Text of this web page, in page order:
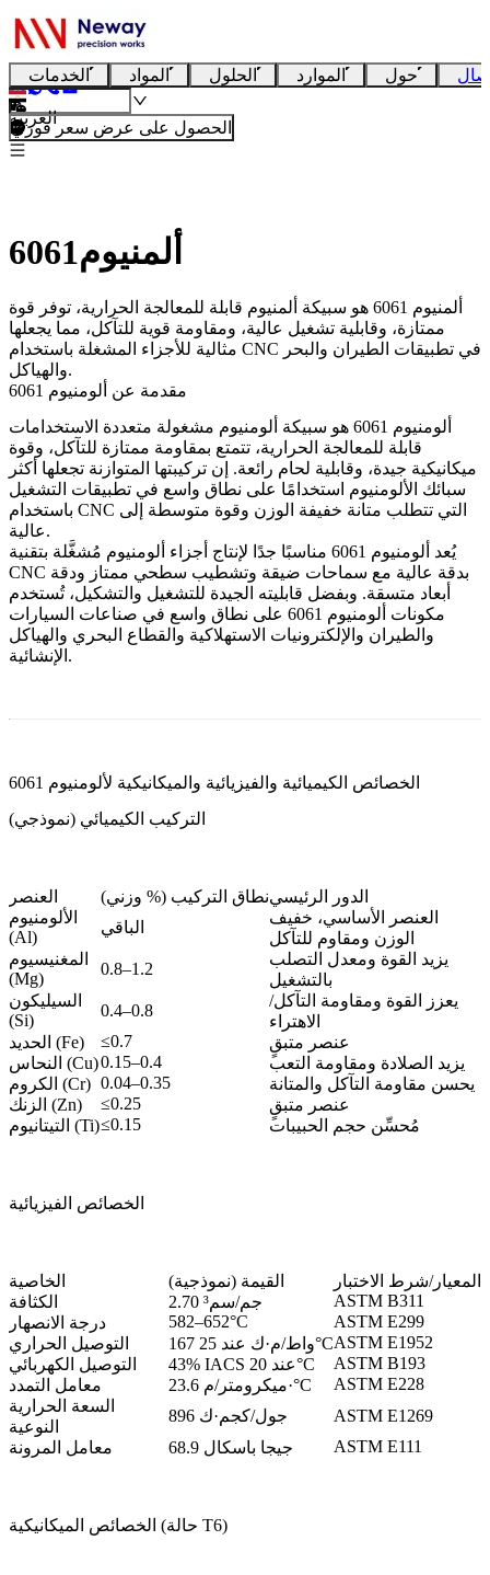
الخدمات المواد الحلول الموارد حول
العربية
الحصول على عرض سعر فوري
6061ألمنيوم
ألمنيوم 6061 هو سبيكة ألمنيوم قابلة للمعالجة الحرارية، توفر قوة
ممتازة، وقابلية تشغيل عالية، ومقاومة قوية للتآكل، مما يجعلها
مثالية للأجزاء المشغلة باستخدام CNC في تطبيقات الطيران والبحر
والهياكل.
مقدمة عن ألومنيوم 6061
ألومنيوم 6061
هو سبيكة ألومنيوم مشغولة متعددة الاستخدامات
قابلة للمعالجة الحرارية، تتمتع بمقاومة ممتازة للتآكل، وقوة
ميكانيكية جيدة، وقابلية لحام رائعة. إن تركيبتها المتوازنة تجعلها أكثر
سبائك الألومنيوم استخدامًا على نطاق واسع في تطبيقات التشغيل
باستخدام CNC
عالية.
يُعد ألومنيوم 6061 مناسبًا جدًا لإنتاج أجزاء ألومنيوم مُشغَّلة بتقنية
CNC بدقة عالية مع سماحات ضيقة وتشطيب سطحي ممتاز ودقة
أبعاد متسقة. وبفضل قابليته الجيدة للتشغيل والتشكيل، تُستخدم
مكونات ألومنيوم 6061 على نطاق واسع في صناعات السيارات
والطيران والإلكترونيات الاستهلاكية والقطاع البحري والهياكل
الإنشائية.
الخصائص الكيميائية والفيزيائية والميكانيكية لألومنيوم 6061
التركيب الكيميائي (نموذجي)
العنصر نطاق التركيب (% وزني)الدور الرئيسي
الألومنيوم
(Al)
الباقي
العنصر الأساسي، خفيف
الوزن ومقاوم للتآكل
المغنيسيوم
(Mg)
0.8–1.2
يزيد القوة ومعدل التصلب
بالتشغيل
السيليكون
(Si)
0.4–0.8
يعزز القوة ومقاومة التآكل/
الاهتراء
الحديد (Fe)
≤0.7
عنصر متبقٍ
النحاس (Cu)0.15–0.4
يزيد الصلادة ومقاومة التعب
الكروم (Cr) 0.04–0.35
يحسن مقاومة التآكل والمتانة
الزنك (Zn)
≤0.25
عنصر متبقٍ
التيتانيوم (Ti)≤0.15 مُحسِّن حجم الحبيبات
الخصائص الفيزيائية
الخاصية القيمة (نموذجية)
المعيار/شرط الاختبار
الكثافة
2.70 جم/سم³
ASTM B311
درجة الانصهار
582–652°C
ASTM E299
التوصيل الحراري
167 واط/م·ك عند 25°CASTM E1952
التوصيل الكهربائي
43% IACS عند 20°C
ASTM B193
معامل التمدد
23.6 ميكرومتر/م·°C
ASTM E228
السعة الحرارية
النوعية
896 جول/كجم·ك
ASTM E1269
معامل المرونة
68.9 جيجا باسكال ASTM E111
الخصائص الميكانيكية (حالة T6)